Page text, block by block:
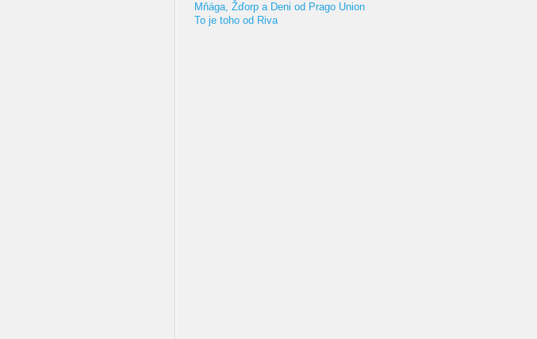
Mňága, Žďorp a Deni od Prago Union
To je toho od Riva